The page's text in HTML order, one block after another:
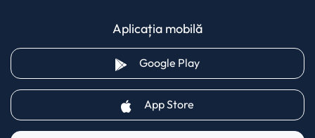
Aplicația mobilă
Google Play(opens in a new tab)
App Store